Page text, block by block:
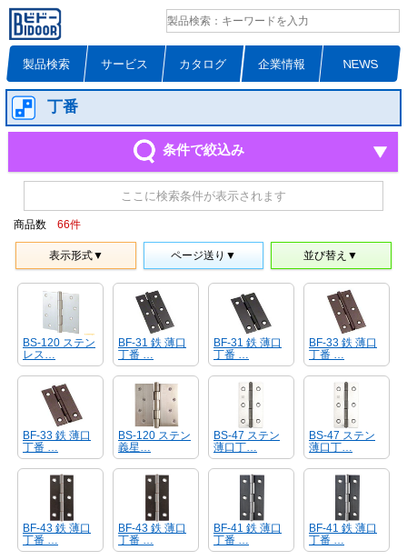
製品検索 サービス カタログ 企業情報 NEWS
丁番
条件で絞込み
ここに検索条件が表示されます
商品数 66件
表示形式▼ ページ送り▼ 並び替え▼
BS-120 ステン
レス…
BF-31 鉄 薄口
丁番 …
BF-31 鉄 薄口
丁番 …
BF-33 鉄 薄口
丁番 …
BF-33 鉄 薄口
丁番 …
BS-120 ステン
義星…
BS-47 ステン
薄口丁…
BS-47 ステン
薄口丁…
BF-43 鉄 薄口
丁番 …
BF-43 鉄 薄口
丁番 …
BF-41 鉄 薄口
丁番 …
BF-41 鉄 薄口
丁番 …